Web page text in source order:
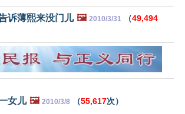
诉薄熙来没门儿 🖼️ 2010/3/31 （49,494
女儿 🖼️ 2010/3/8 （55,617次）